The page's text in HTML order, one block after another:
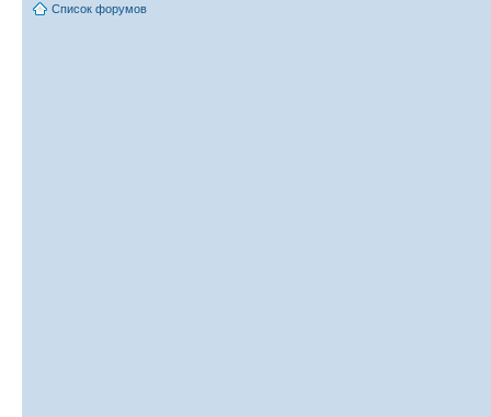
Список форумов